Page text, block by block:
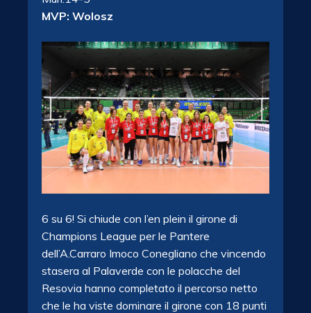
MVP: Wolosz
6 su 6! Si chiude con l’en plein il girone di
Champions League per le Pantere
dell’A.Carraro Imoco Conegliano che vincendo
stasera al Palaverde con le polacche del
Resovia hanno completato il percorso netto
che le ha viste dominare il girone con 18 punti